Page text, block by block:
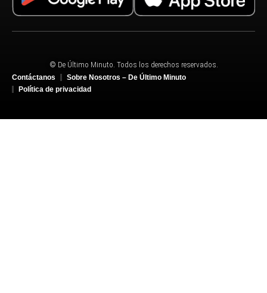
© De Último Minuto. Todos los derechos reservados.
Contáctanos
Sobre Nosotros – De Último Minuto
Política de privacidad